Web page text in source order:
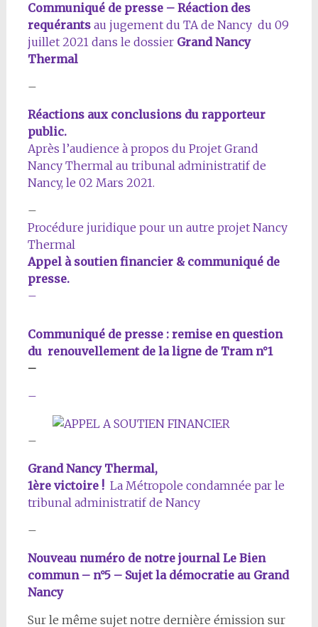
Communiqué de presse – Réaction des
requérantsau jugement du TA de Nancy du 09
juillet 2021 dans le dossier Grand Nancy
Thermal
–
Réactions aux conclusions du rapporteur
public.
Après l’audience à propos du Projet Grand
Nancy Thermal au tribunal administratif de
Nancy, le 02 Mars 2021.
–
Procédure juridique pour un autre projet Nancy
Thermal
Appel à soutien financier & communiqué de
presse.
–
Communiqué de presse : remise en question
du renouvellement de la ligne de Tram n°1
–
–
–
Grand Nancy Thermal,
1ère victoire ! La Métropole condamnée par le
tribunal administratif de Nancy
–
Nouveau numéro de notre journal Le Bien
commun – n°5 – Sujet la démocratie au Grand
Nancy
Sur le même sujet notre dernière émission sur